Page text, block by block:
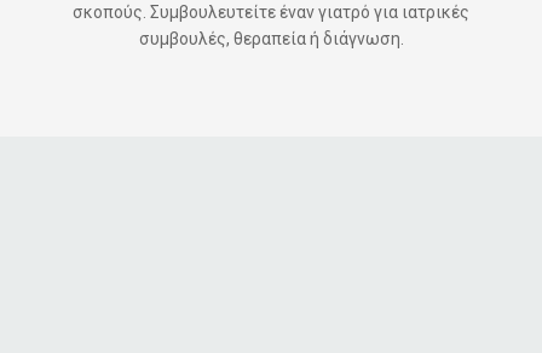
σκοπούς. Συμβουλευτείτε έναν γιατρό για ιατρικές
συμβουλές, θεραπεία ή διάγνωση.